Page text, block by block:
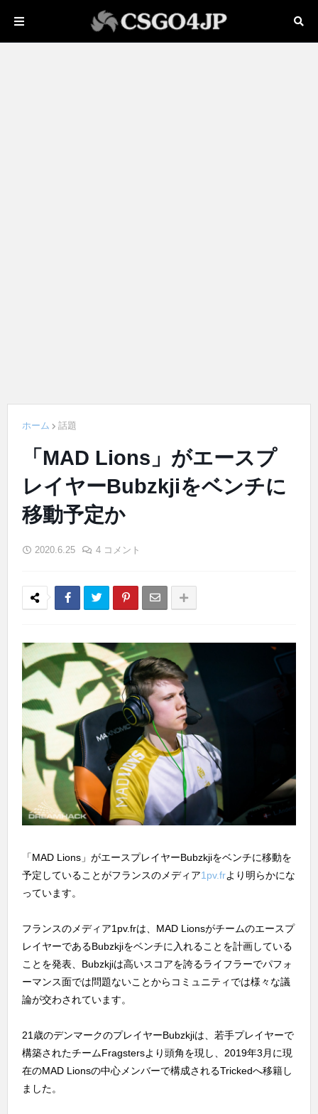
ホーム 話題
「MAD Lions」がエースプ
レイヤーBubzkjiをベンチに
移動予定か
2020.6.25 4 コメント
「MAD Lions」がエースプレイヤーBubzkjiをベンチに移動を
予定していることがフランスのメディア1pv.frより明らかにな
っています。
フランスのメディア1pv.frは、MAD Lionsがチームのエースプ
レイヤーであるBubzkjiをベンチに入れることを計画している
ことを発表、Bubzkjiは高いスコアを誇るライフラーでパフォ
ーマンス面では問題ないことからコミュニティでは様々な議
論が交わされています。
21歳のデンマークのプレイヤーBubzkjiは、若手プレイヤーで
構築されたチームFragstersより頭角を現し、2019年3月に現
在のMAD Lionsの中心メンバーで構成されるTrickedへ移籍し
ました。